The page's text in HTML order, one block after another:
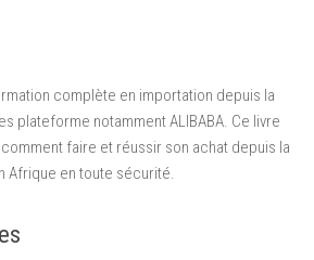
complète en importation depuis la
plateforme notamment ALIBABA. Ce livre
faire et réussir son achat depuis la
Afrique en toute sécurité.